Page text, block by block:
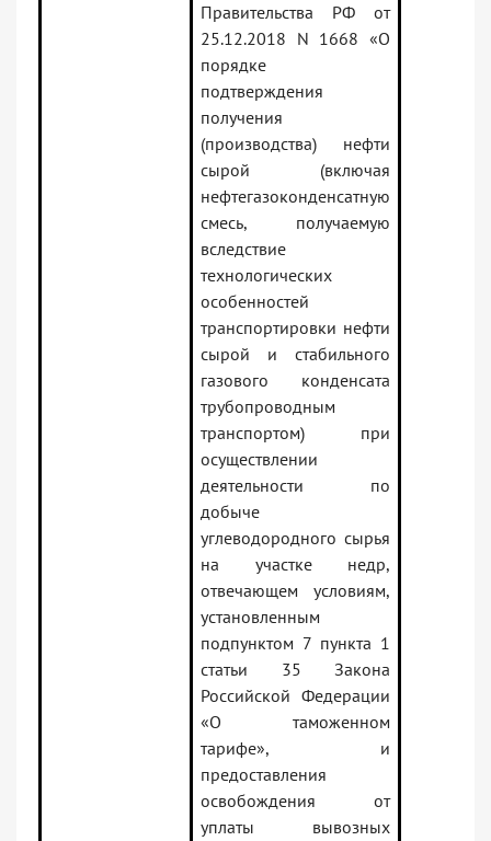
Правительства РФ от
25.12.2018 N 1668 «О
порядке
подтверждения
получения
(производства) нефти
сырой (включая
нефтегазоконденсатную
смесь, получаемую
вследствие
технологических
особенностей
транспортировки нефти
сырой и стабильного
газового конденсата
трубопроводным
транспортом) при
осуществлении
деятельности по
добыче
углеводородного сырья
на участке недр,
отвечающем условиям,
установленным
подпунктом 7 пункта 1
статьи 35 Закона
Российской Федерации
«О таможенном
тарифе», и
предоставления
освобождения от
уплаты вывозных